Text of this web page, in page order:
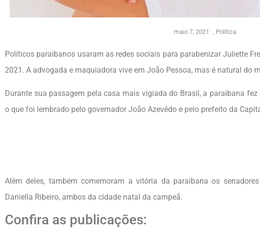
maio 7, 2021 , Política
Políticos paraibanos usaram as redes sociais para parabenizar Juliette
2021. A advogada e maquiadora vive em João Pessoa, mas é natural do
Durante sua passagem pela casa mais vigiada do Brasil, a paraibana
o que foi lembrado pelo governador João Azevêdo e pelo prefeito da
Além deles, também comemoram a vitória da paraibana os
Daniella Ribeiro, ambos da cidade natal da campeã.
Confira as publicações: